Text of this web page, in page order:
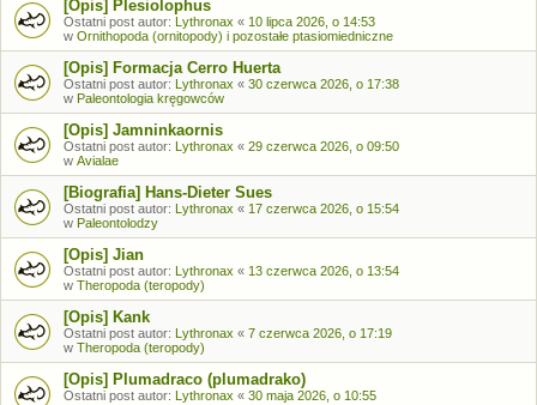
[Opis] Plesiolophus
Ostatni post autor: Lythronax « 10 lipca 2026, o 14:53
w Ornithopoda (ornitopody) i pozostałe ptasiomiedniczne
[Opis] Formacja Cerro Huerta
Ostatni post autor: Lythronax « 30 czerwca 2026, o 17:38
w Paleontologia kręgowców
[Opis] Jamninkaornis
Ostatni post autor: Lythronax « 29 czerwca 2026, o 09:50
w Avialae
[Biografia] Hans-Dieter Sues
Ostatni post autor: Lythronax « 17 czerwca 2026, o 15:54
w Paleontolodzy
[Opis] Jian
Ostatni post autor: Lythronax « 13 czerwca 2026, o 13:54
w Theropoda (teropody)
[Opis] Kank
Ostatni post autor: Lythronax « 7 czerwca 2026, o 17:19
w Theropoda (teropody)
[Opis] Plumadraco (plumadrako)
Ostatni post autor: Lythronax « 30 maja 2026, o 10:55